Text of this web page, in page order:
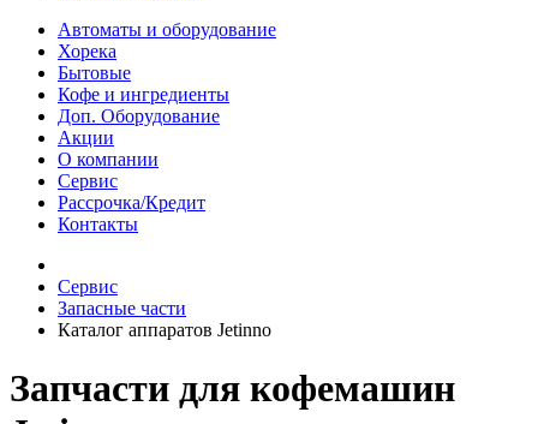
Автоматы и оборудование
Хорека
Бытовые
Кофе и ингредиенты
Доп. Оборудование
Акции
О компании
Сервис
Рассрочка/Кредит
Контакты
Сервис
Запасные части
Каталог аппаратов Jetinno
Запчасти для кофемашин